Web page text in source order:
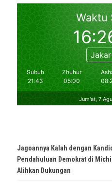
Jagoannya Kalah dengan
Pendahuluan Demokrat di
Alihkan Dukungan